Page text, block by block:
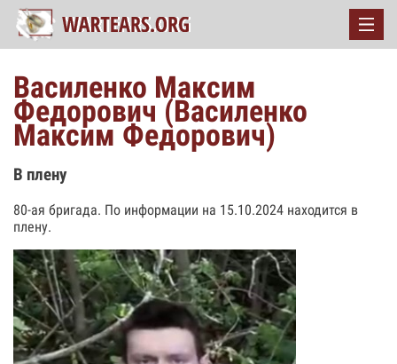
Василенко Максим
Федорович (Василенко
Максим Федорович)
В плену
80-ая бригада. По информации на 15.10.2024 находится в
плену.